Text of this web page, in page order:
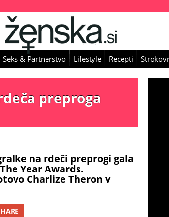
Seks & Partnerstvo Lifestyle Recepti
preproga
na rdeči preprogi gala
Year Awards.
Charlize Theron v